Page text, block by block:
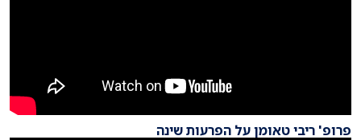
פרופ' ריבי טאומן על הפרעות שינה